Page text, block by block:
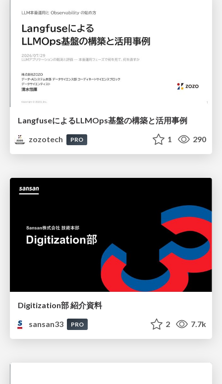
LangfuseによるLLMOps基盤の構築と活用事例
zozotech
PRO 1 290
Digitization部 紹介資料
sansan33
PRO 2 7.7k